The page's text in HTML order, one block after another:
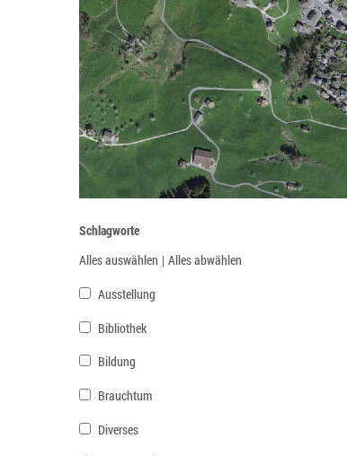
Schlagworte
Alles auswählen | Alles abwählen
Ausstellung
Bibliothek
Bildung
Brauchtum
Diverses